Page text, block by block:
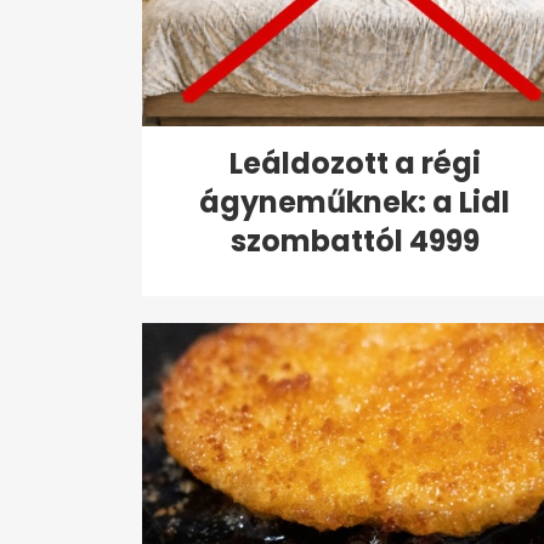
Leáldozott a régi
ágyneműknek: a Lidl
szombattól 4999